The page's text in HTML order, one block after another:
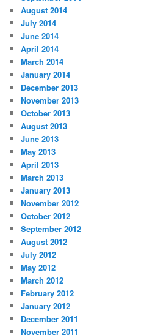
August 2014
July 2014
June 2014
April 2014
March 2014
January 2014
December 2013
November 2013
October 2013
August 2013
June 2013
May 2013
April 2013
March 2013
January 2013
November 2012
October 2012
September 2012
August 2012
July 2012
May 2012
March 2012
February 2012
January 2012
December 2011
November 2011